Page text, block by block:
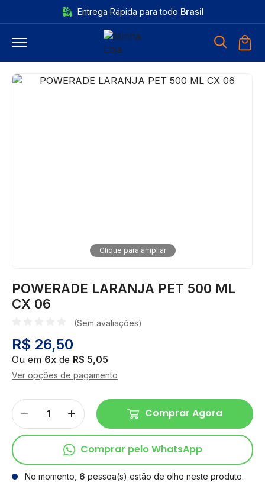
Entrega Rápida para todo Brasil
Clique para ampliar
POWERADE LARANJA PET 500 ML
CX 06
(Sem avaliações)
R$ 26,50
Ou em 6x de R$ 5,05
Ver opções de pagamento
Comprar Agora
Comprar pelo WhatsApp
No momento, 6 pessoa(s) estão de olho neste produto.